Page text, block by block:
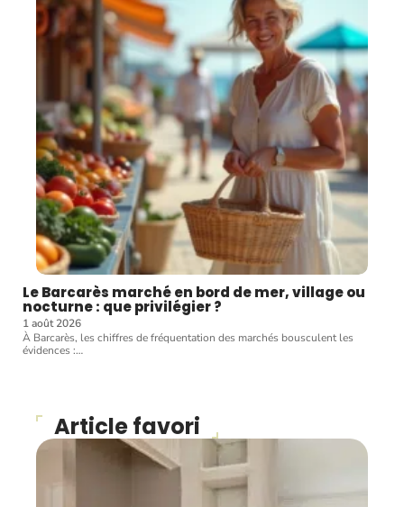
Le Barcarès marché en bord de mer, village ou
nocturne : que privilégier ?
1 août 2026
À Barcarès, les chiffres de fréquentation des marchés bousculent les
évidences :…
Article favori